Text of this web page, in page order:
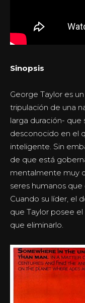
Sinopsis
George Taylor es
tripulación de una
larga duración- que
desconocido en el
inteligente. Sin
de que está
mentalmente muy
seres humanos
Cuando su líder, el
que Taylor posee
que eliminarlo.